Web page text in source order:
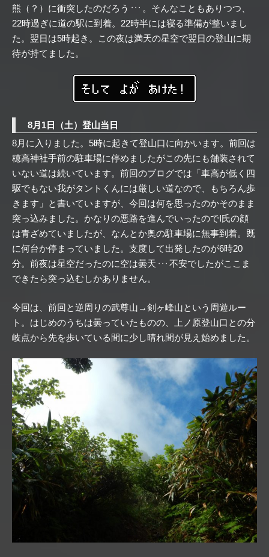
熊（？）に衝突したのだろう
・・・ 。そんなこともありつつ、
22時過ぎに道の駅に到着。22時半には寝る準備が整いまし
た。翌日は5時起き。この夜は満天の星空で翌日の登山に期
待が持てました。
そして よが あけた！
8月1日（土）登山当日
8月に入りました。5時に起きて登山口に向かいます。前回は
穂高神社手前の駐車場に停めましたがこの先にも舗装されて
いない道は続いています。前回のブログでは「車高が低く四
駆でもない我がタントくんには厳しい道なので、もちろん歩
きます」と書いていますが、今回は何を思ったのかそのまま
突っ込みました。かなりの悪路を進んでいったのでI氏の顔
は青ざめていましたが、なんとか奥の駐車場に無事到着。既
に何台か停まっていました。支度して出発したのが6時20
分。前夜は星空だったのに空は曇天 ・・・ 不安でしたがここま
できたら突っ込むしかありません。
今回は、前回と逆周りの武尊山→剣ヶ峰山という周遊ルー
ト。はじめのうちは曇っていたものの、上ノ原登山口との分
岐点から先を歩いている間に少し晴れ間が見え始めました。